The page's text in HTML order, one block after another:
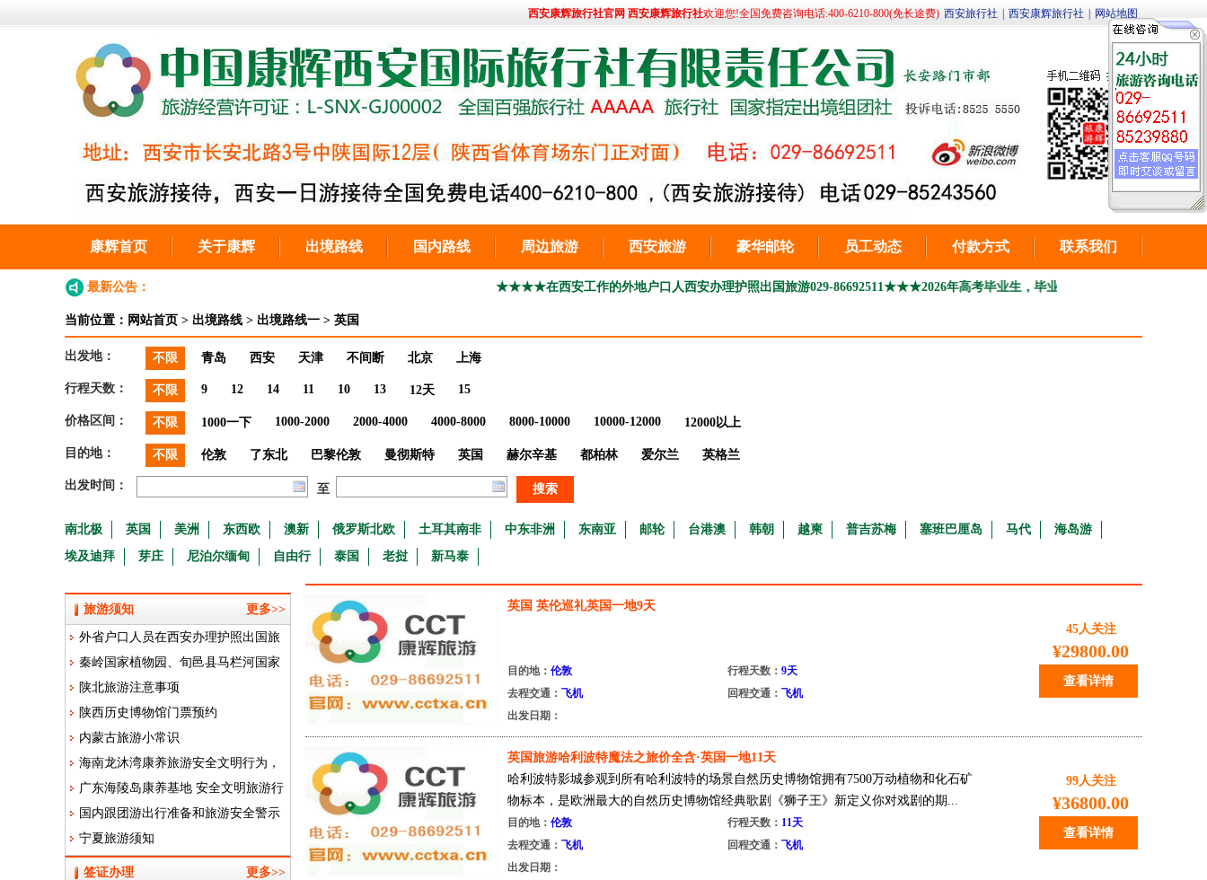
西安康辉旅行社官网 西安康辉旅行社欢迎您!全国免费咨询电话:400-6210-800(免长途费) 西安旅行社 西安康辉旅行社 网站地图
康辉首页 关于康辉 出境路线 国内路线 周边旅游 西安旅游 豪华邮轮 员工动态 付款方式 联系我们
最新公告： ★★★★在西安工作的外地户口人西安办理护照出国旅游029-86692511★★★2026年高考毕业生，毕业季季青春之旅 毕业旅行
当前位置： 网站首页 > 出境路线 > 出境路线一 > 英国
出发地： 不限 青岛 西安 天津 不间断 北京 上海
行程天数： 不限 9 12 14 11 10 13 12天 15
价格区间： 不限 1000一下 1000-2000 2000-4000 4000-8000 8000-10000 10000-12000 12000以上
目的地： 不限 伦敦 了东北 巴黎伦敦 曼彻斯特 英国 赫尔辛基 都柏林 爱尔兰 英格兰
出发时间： 至 搜索
南北极 英国 美洲 东西欧 澳新 俄罗斯北欧 土耳其南非 中东非洲 东南亚 邮轮 台港澳 韩朝 越柬 普吉苏梅 塞班巴厘岛 马代
海岛游
埃及迪拜
芽庄 尼泊尔缅甸 自由行 泰国 老挝 新马泰
旅游须知 更多>>
外省户口人员在西安办理护照出国旅
游029-86692511
秦岭国家植物园、旬邑县马栏河国家
湿地公园入围首批“国家青少年自然教
育绿色营地”！
陕北旅游注意事项
陕西历史博物馆门票预约
内蒙古旅游小常识
海南龙沐湾康养旅游安全文明行为，
食宿安全注意事项
广东海陵岛康养基地 安全文明旅游行
为告知书
国内跟团游出行准备和旅游安全警示
宁夏旅游须知
签证办理 更多>>
英国 英伦巡礼英国一地9天
目的地： 伦敦 行程天数： 9天
去程交通： 飞机 回程交通： 飞机
出发日期：
45人关注
¥29800.00
查看详情
英国旅游哈利波特魔法之旅价全含·英国一地11天
哈利波特影城参观到所有哈利波特的场景自然历史博物馆拥有7500万动植物和化石矿
物标本，是欧洲最大的自然历史博物馆经典歌剧《狮子王》新定义你对戏剧的期...
目的地： 伦敦 行程天数： 11天
去程交通： 飞机 回程交通： 飞机
出发日期：
99人关注
¥36800.00
查看详情